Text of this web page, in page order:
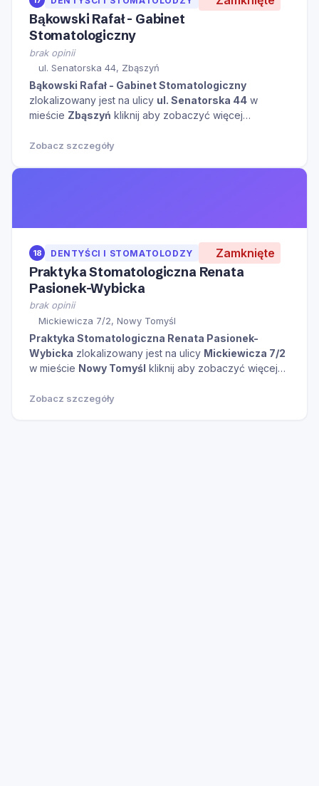
Bąkowski Rafał - Gabinet
Stomatologiczny
brak opinii
ul. Senatorska 44, Zbąszyń
Bąkowski Rafał - Gabinet Stomatologiczny
zlokalizowany jest na ulicy ul. Senatorska 44 w
mieście Zbąszyń kliknij aby zobaczyć więcej
Zobacz szczegóły
18 DENTYŚCI I STOMATOLODZY Zamknięte
Praktyka Stomatologiczna Renata
Pasionek-Wybicka
brak opinii
Mickiewicza 7/2, Nowy Tomyśl
Praktyka Stomatologiczna Renata Pasionek-
Wybicka zlokalizowany jest na ulicy Mickiewicza 7/2
w mieście Nowy Tomyśl kliknij aby zobaczyć więcej
Zobacz szczegóły